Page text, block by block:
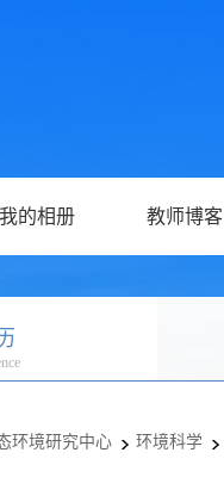
我的相册 教师博客
环境研究中心 环境科学